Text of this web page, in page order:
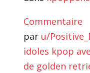
Commentaire
par u/
idoles kpop
de golden